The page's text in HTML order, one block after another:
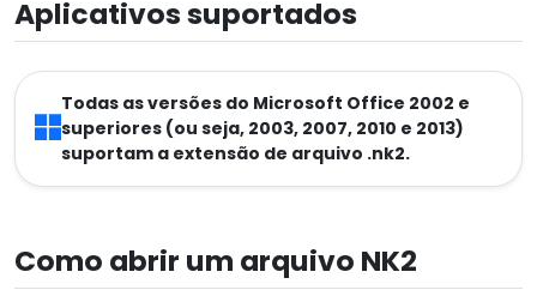
Aplicativos suportados
Todas as versões do Microsoft Office 2002 e
superiores (ou seja, 2003, 2007, 2010 e 2013)
suportam a extensão de arquivo .nk2.
Como abrir um arquivo NK2